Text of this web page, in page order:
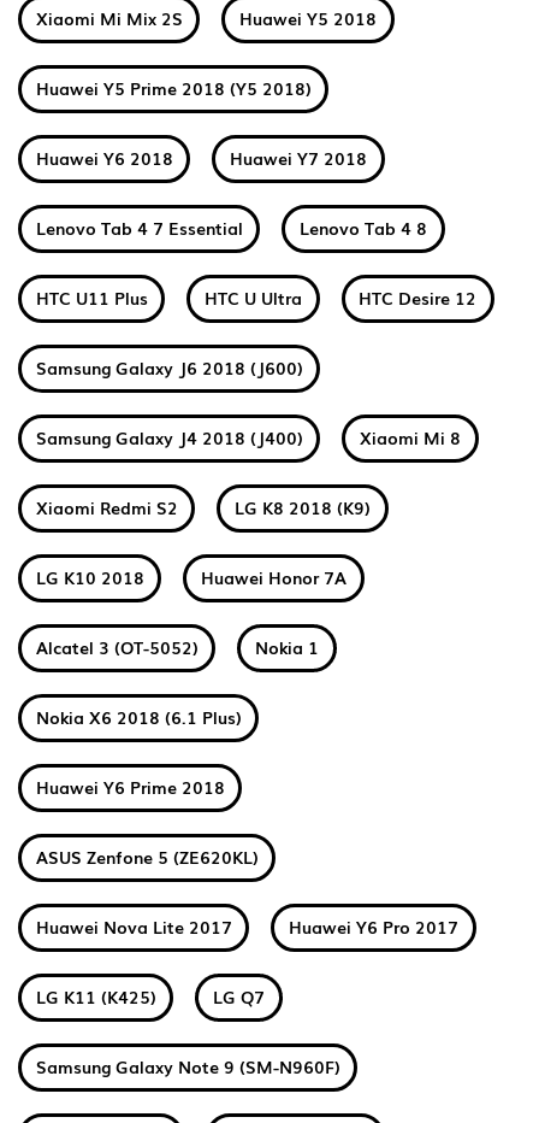
Xiaomi Mi Mix 2S Huawei Y5 2018
Huawei Y5 Prime 2018 (Y5 2018)
Huawei Y6 2018 Huawei Y7 2018
Lenovo Tab 4 7 Essential Lenovo Tab 4 8
HTC U11 Plus HTC U Ultra HTC Desire 12
Samsung Galaxy J6 2018 (J600)
Samsung Galaxy J4 2018 (J400) Xiaomi Mi 8
Xiaomi Redmi S2 LG K8 2018 (K9)
LG K10 2018 Huawei Honor 7A
Alcatel 3 (OT-5052) Nokia 1
Nokia X6 2018 (6.1 Plus)
Huawei Y6 Prime 2018
ASUS Zenfone 5 (ZE620KL)
Huawei Nova Lite 2017 Huawei Y6 Pro 2017
LG K11 (K425) LG Q7
Samsung Galaxy Note 9 (SM-N960F)